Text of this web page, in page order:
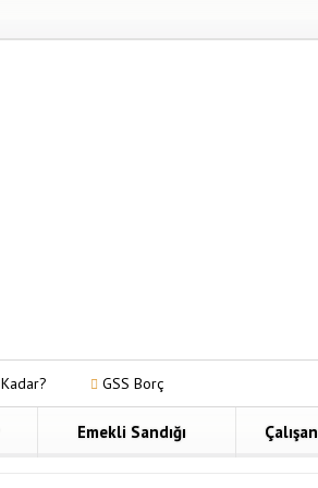
GSS Borç Sorgulama Nasıl Yapılır?
Emekli Sandığı Çalışan